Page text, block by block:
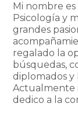
Mi nombre es
Psicología y
grandes
regalado la
búsquedas,
diplomados y
Actualmente
dedico a la